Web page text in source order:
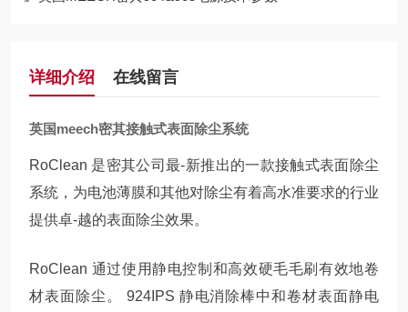
详细介绍 在线留言
英国meech密其接触式表面除尘系统
RoClean 是密其公司最-新推出的一款接触式表面除尘
系统，为电池薄膜和其他对除尘有着高水准要求的行业
提供卓-越的表面除尘效果。
RoClean 通过使用静电控制和高效硬毛毛刷有效地卷
材表面除尘。 924IPS 静电消除棒中和卷材表面静电